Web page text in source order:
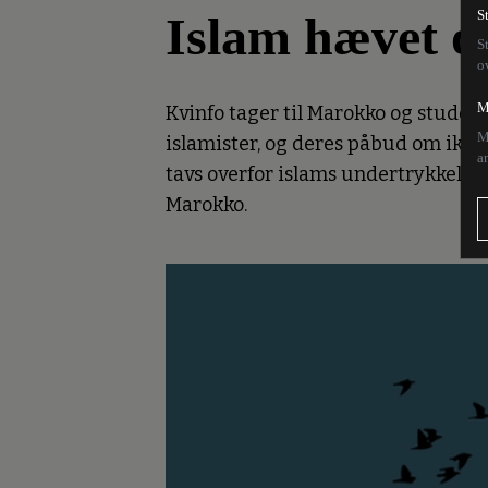
Islam hævet
Kvinfo tager til Marokko og
islamister, og deres påbud om
tavs overfor islams
Marokko.